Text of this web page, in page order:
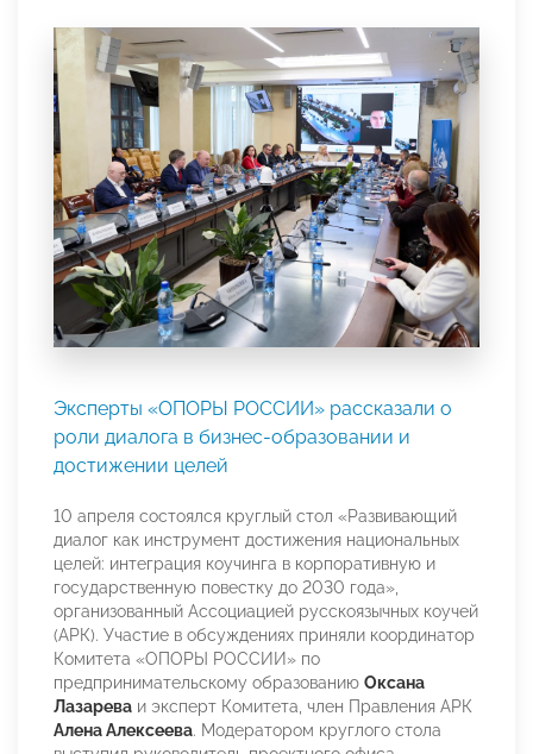
Эксперты «ОПОРЫ РОССИИ» рассказали о
роли диалога в бизнес-образовании и
достижении целей
10 апреля состоялся круглый стол «Развивающий
диалог как инструмент достижения национальных
целей: интеграция коучинга в корпоративную и
государственную повестку до 2030 года»,
организованный Ассоциацией русскоязычных коучей
(АРК). Участие в обсуждениях приняли координатор
Комитета «ОПОРЫ РОССИИ» по
предпринимательскому образованию Оксана
Лазарева и эксперт Комитета, член Правления АРК
Алена Алексеева. Модератором круглого стола